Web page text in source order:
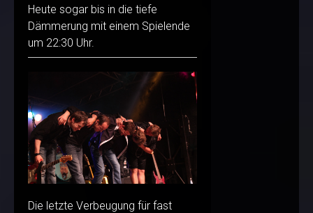
Heute sogar bis in die tiefe
Dämmerung mit einem Spielende
um 22:30 Uhr.
Die letzte Verbeugung für fast